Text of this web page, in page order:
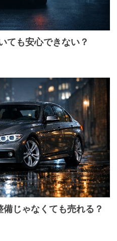
ても安心できない？
じゃなくても売れる？